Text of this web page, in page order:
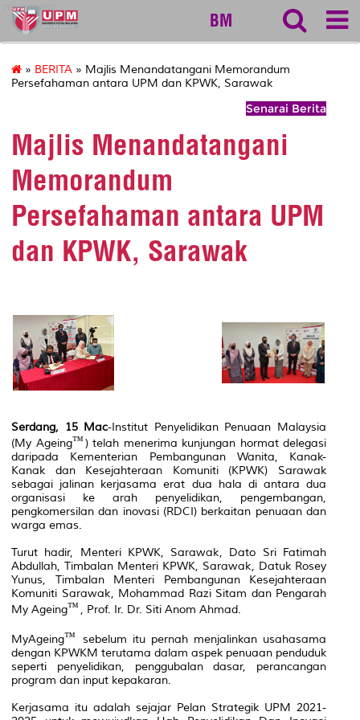
myageing
BM
» BERITA » Majlis Menandatangani Memorandum
Persefahaman antara UPM dan KPWK, Sarawak
Senarai Berita
Majlis Menandatangani
Memorandum
Persefahaman antara UPM
dan KPWK, Sarawak
Serdang, 15 Mac-Institut Penyelidikan Penuaan Malaysia
(My Ageing
) telah menerima kunjungan hormat delegasi
daripada Kementerian Pembangunan Wanita, Kanak-
Kanak dan Kesejahteraan Komuniti (KPWK) Sarawak
sebagai jalinan kerjasama erat dua hala di antara dua
organisasi ke arah penyelidikan, pengembangan,
pengkomersilan dan inovasi (RDCI) berkaitan penuaan dan
warga emas.
Turut hadir, Menteri KPWK, Sarawak, Dato Sri Fatimah
Abdullah, Timbalan Menteri KPWK, Sarawak, Datuk Rosey
Yunus, Timbalan Menteri Pembangunan Kesejahteraan
Komuniti Sarawak, Mohammad Razi Sitam dan Pengarah
My Ageing
, Prof. Ir. Dr. Siti Anom Ahmad.
MyAgeing
sebelum itu pernah menjalinkan usahasama
dengan KPWKM terutama dalam aspek penuaan penduduk
seperti penyelidikan, penggubalan dasar, perancangan
program dan input kepakaran.
Kerjasama itu adalah sejajar Pelan Strategik UPM 2021-